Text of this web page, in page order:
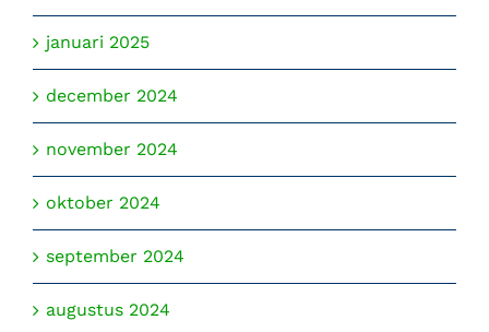
januari 2025
december 2024
november 2024
oktober 2024
september 2024
augustus 2024